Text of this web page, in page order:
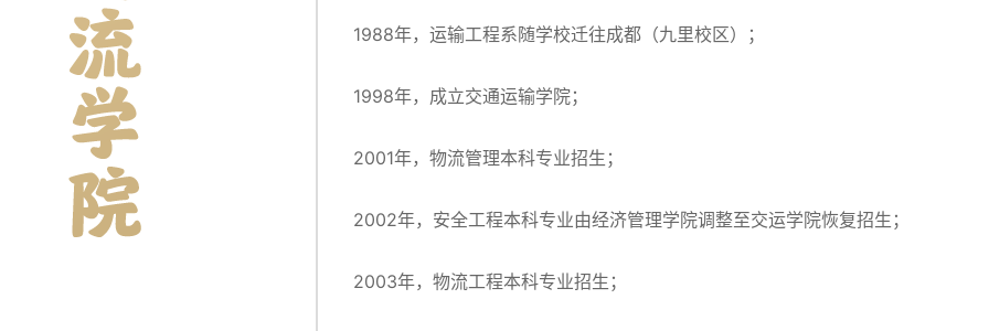
1988年，运输工程系随学校迁往成都（九里校区）；
1998年，成立交通运输学院；
2001年，物流管理本科专业招生；
2002年，安全工程本科专业由经济管理学院调整至交运学院恢复招生；
2003年，物流工程本科专业招生；